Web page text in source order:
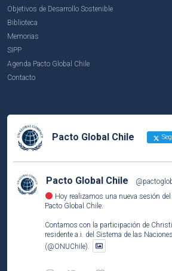
Objetivos de Desarrollo Sostenible
Biblioteca
Memorias
SIPP
Agenda Pacto Global Chile
Contacto
Pacto Global Chile
Pacto Global Chile
Hoy realizamos una nueva sesión
Pacto Global Chile.
Contamos con la participación de
residente a.i. del Sistema de las
(@ONUChile).